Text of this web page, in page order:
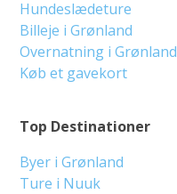
Top Destinationer
Byer i Grønland
Ture i Nuuk
Hundeslædeture
Billeje i Grønland
Overnatning i Grønland
Køb et gavekort